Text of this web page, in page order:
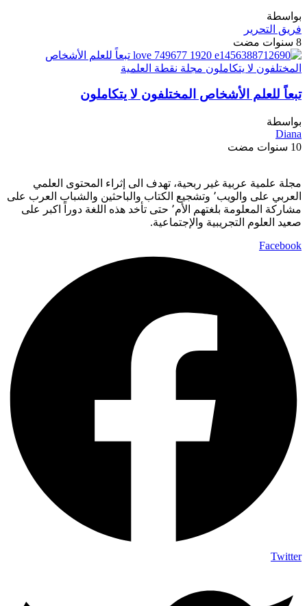
بواسطة
فريق التحرير
8 سنوات مضت
تبعاً للعلم الأشخاص المختلفون لا يتكاملون
بواسطة
Diana
10 سنوات مضت
مجلة علمية عربية غير ربحية، تهدف الى إثراء المحتوى العلمي
العربي على والويب٬ وتشجيع الكتاب والباحثين والشباب العرب على
مشاركة المعلومة بلغتهم الأم٬ حتى تأخد هذه اللغة دوراً اكبر على
صعيد العلوم التجريبية والإجتماعية.
Facebook
Twitter